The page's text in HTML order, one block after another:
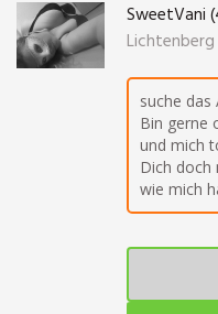
SweetVani
suche das
Bin gerne
und mich
Dich doch
wie mich